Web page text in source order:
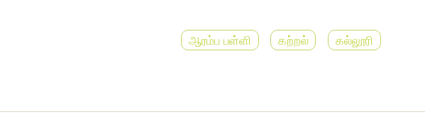
ஆரம்ப பள்ளி கற்றல் கல்லூரி